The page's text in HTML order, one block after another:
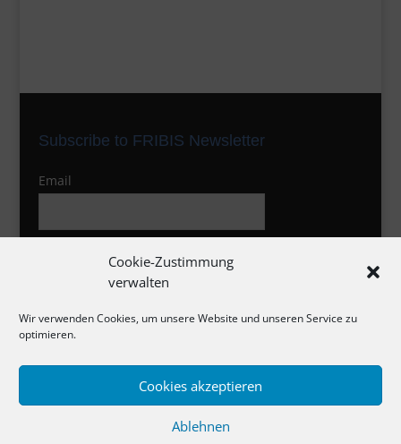
Cookie-Zustimmung
verwalten
Wir verwenden Cookies, um unsere Website und unseren Service zu
optimieren.
Cookies akzeptieren
Ablehnen
Subscribe to FRIBIS Newsletter
Email
Impressum